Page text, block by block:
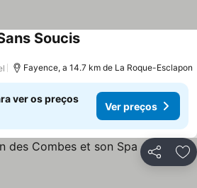
SoucisVer preços
Fayence, a 14.7 km de La Roque-Esclapon
ver os preços
Ver preços
Partilhar